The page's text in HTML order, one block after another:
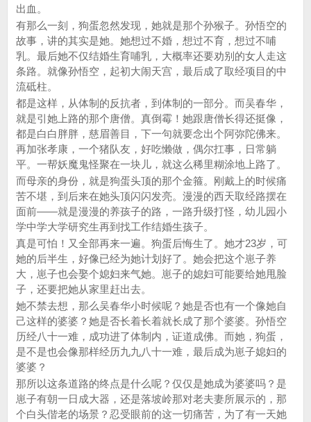
出血。
有那么一刻，狗蛋忽然发现，她就是那个孙猴子。孙悟空的
故事，讲的其实是她。她想过不婚，想过不育，想过不哺
乳。最后她不仅结婚生育哺乳，大概率还要劝别的女人走这
条路。就像孙悟空，起初大闹天宫，最后成了取经项目的中
流砥柱。
都是这样，从体制的反抗者，到体制的一部分。而吴春华，
就是引她上路的那个唐僧。真倒霉！她跟唐僧长得还挺像，
都是白白胖胖，慈眉善目，下一句就要念出个阿弥陀佛来。
再加张孝康，一个猪队友，好吃懒做，偶尔扛事，日常躺
平。一帮妖魔鬼怪聚在一块儿，就这么稀里糊涂地上路了。
而母亲的身份，就是狗蛋头顶的那个金箍。刚戴上的时候痛
苦不堪，到后来在她头顶闪闪发亮。漫漫的西天取经路摆在
面前——就是漫漫的养孩子的路，一路升级打怪，幼儿园小
学中学大学研究生再到找工作结婚生孩子。
真是可怕！又全部再来一遍。狗蛋后悔生了。她才23岁，可
她的后半生，好像已经为她计划好了。她会把这个崽子养
大，崽子也会娶个媳妇来气她。崽子的媳妇可能要给她甩脸
子，还要把她从家里赶出去。
她不禁去想，那么吴春华小时候呢？她是否也有一个像她自
己这样的婆婆？她是否长着长着就长成了那个婆婆。孙悟空
历经八十一难，成功进了体制内，证道成佛。而她，狗蛋，
是不是也会像那样经历九九八十一难，最后成为崽子媳妇的
婆婆？
那所以这条道路的终点是什么呢？仅仅是她成为婆婆吗？是
崽子有朝一日成大器，还是落坡岭那对老夫妻所展示的，那
个白头偕老的场景？忍受眼前的这一切痛苦，为了有一天她